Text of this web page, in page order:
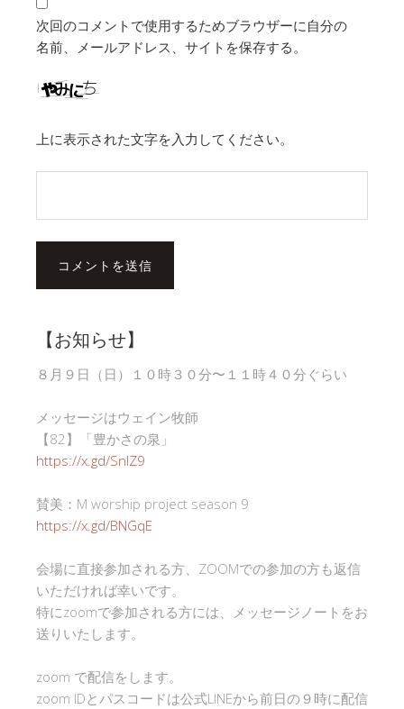
次回のコメントで使用するためブラウザーに自分の
名前、メールアドレス、サイトを保存する。
上に表示された文字を入力してください。
【お知らせ】
８月９日（日）１０時３０分〜１１時４０分ぐらい
メッセージはウェイン牧師
【82】「豊かさの泉」
https://x.gd/SnlZ9
賛美：M worship project season 9
https://x.gd/BNGqE
会場に直接参加される方、ZOOMでの参加の方も返信
いただければ幸いです。
特にzoomで参加される方には、メッセージノートをお
送りいたします。
zoom で配信をします。
zoom IDとパスコードは公式LINEから前日の９時に配信